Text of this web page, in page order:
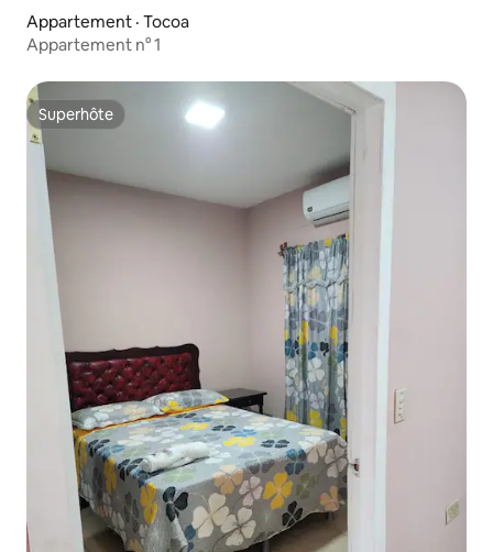
Appartement · Tocoa
Appartement n° 1
Superhôte
Superhôte